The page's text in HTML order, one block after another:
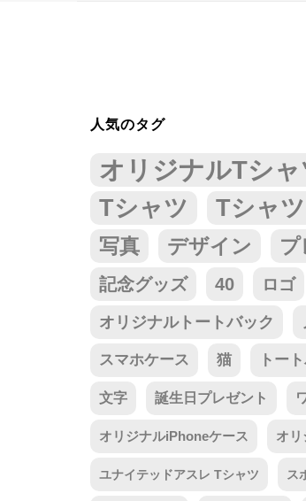
人気のタグ
オリジナルTシャ
Tシャツ
Tシャ
写真 デザイン プ
記念グッズ
40 ロゴ
オリジナルトートバック
スマホケース 猫 トー
文字 誕生日プレゼント
オリジナルiPhoneケース オリ
ユナイテッドアスレ Tシャツ ス